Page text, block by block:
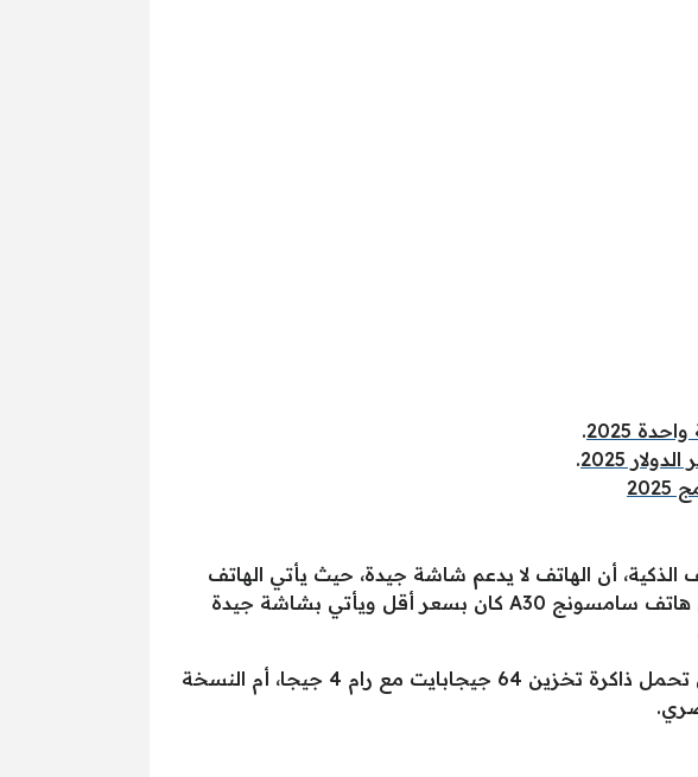
2025
.
2025
.
أن الهاتف لا يدعم شاشة جيدة، حيث يأتي الهاتف
بشاشة من نوع PLS TFT، بالإضافة لذلك لا يدعم الهاتف لمبة الإشعارات، بالرغم من أن هاتف سامسونج A30 كان بسعر أقل ويأتي بشاشة جيدة
حوالي 4800 جنيه مصري وذلك للنسخة التي تحمل ذاكرة تخزين 64 جيجابايت مع رام 4 جيجا، أم النسخة